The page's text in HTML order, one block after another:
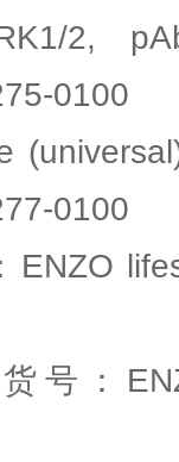
0100
0100
号：